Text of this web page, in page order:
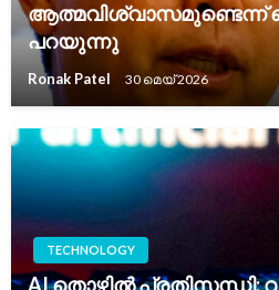
ആത്മവിശ്വാസമുണ്ടെന്ന്
പറയുന്നു
Ronak Patel 30 മെയ്‌ 2026
TECHNOLOGY
AI തൊഴിൽ